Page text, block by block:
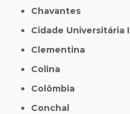
Chavantes
Cidade Universitária I
Clementina
Colina
Colômbia
Conchal